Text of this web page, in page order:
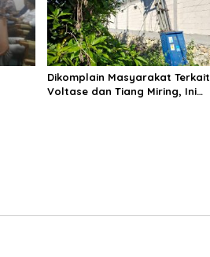
Dikomplain Masyarakat Terkait
Voltase dan Tiang Miring, Ini